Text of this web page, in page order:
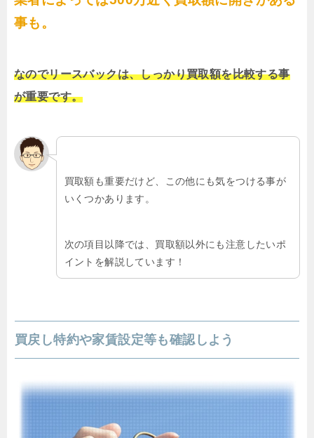
事も。
なのでリースバックは、しっかり買取額を比較する事
が重要です。
買取額も重要だけど、この他にも気をつける事が
いくつかあります。
次の項目以降では、買取額以外にも注意したいポ
イントを解説しています！
買戻し特約や家賃設定等も確認しよう